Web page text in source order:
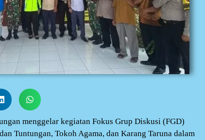
menggelar kegiatan Fokus Grup Diskusi (FGD)
Tuntungan, Tokoh Agama, dan Karang Taruna dalam